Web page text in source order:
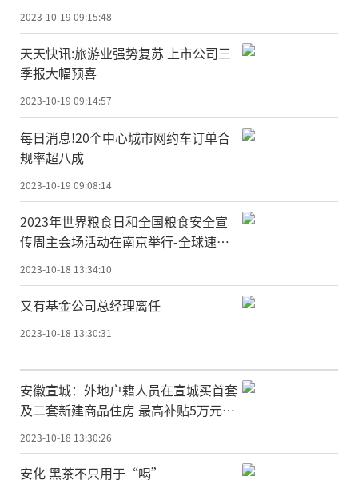
2023-10-19 09:15:48
天天快讯:旅游业强势复苏 上市公司三
季报大幅预喜
2023-10-19 09:14:57
每日消息!20个中心城市网约车订单合
规率超八成
2023-10-19 09:08:14
2023年世界粮食日和全国粮食安全宣
传周主会场活动在南京举行-全球速看
2023-10-18 13:34:10
又有基金公司总经理离任
2023-10-18 13:30:31
安徽宣城：外地户籍人员在宣城买首套
及二套新建商品住房 最高补贴5万元-
2023-10-18 13:30:26
安化 黑茶不只用于“喝”